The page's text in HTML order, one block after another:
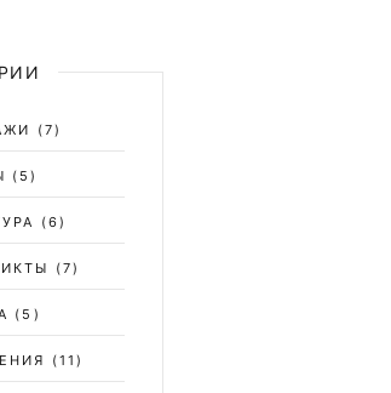
(7)
(5)
(6)
(7)
(5)
(11)